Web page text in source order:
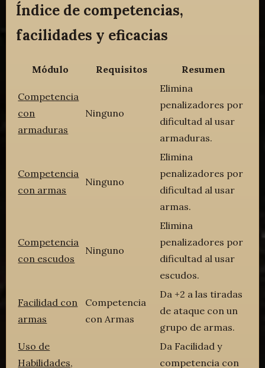
Índice de competencias,
facilidades y eficacias
Módulo Requisitos Resumen
Competencia
con
armaduras
Ninguno
Elimina
penalizadores por
dificultad al usar
armaduras.
Competencia
con armas
Ninguno
Elimina
penalizadores por
dificultad al usar
armas.
Competencia
con escudos
Ninguno
Elimina
penalizadores por
dificultad al usar
escudos.
Facilidad con
armas
Competencia
con Armas
Da +2 a las tiradas
de ataque con un
grupo de armas.
Uso de
Habilidades,
Da Facilidad y
competencia con